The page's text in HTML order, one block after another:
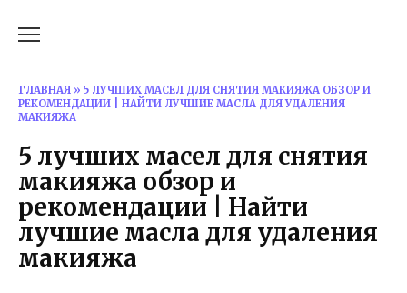
ГЛАВНАЯ » 5 ЛУЧШИХ МАСЕЛ ДЛЯ СНЯТИЯ МАКИЯЖА ОБЗОР И
РЕКОМЕНДАЦИИ | НАЙТИ ЛУЧШИЕ МАСЛА ДЛЯ УДАЛЕНИЯ
МАКИЯЖА
5 лучших масел для снятия
макияжа обзор и
рекомендации | Найти
лучшие масла для удаления
макияжа